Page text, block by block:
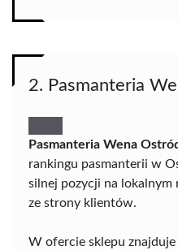
2. Pasmanteria
Pasmanteria Wena
rankingu pasmanterii w
silnej pozycji na lokalnym
ze strony klientów.
W ofercie sklepu